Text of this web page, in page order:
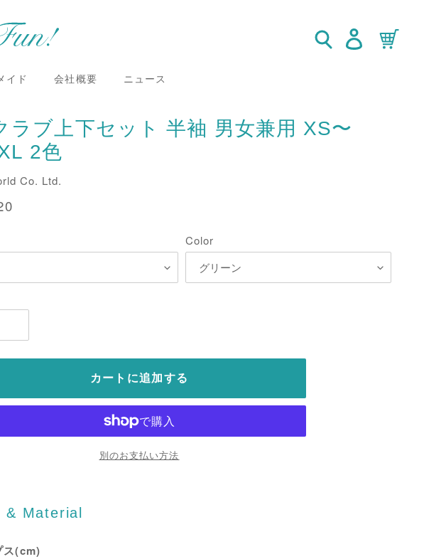
イド 会社概要 ニュース
検索 ログインカート
ラブ上下セット 半袖 男女兼用 XS〜
2色
Co. Ltd.
Color
カートに追加する
別のお支払い方法
& Material
ス(cm)